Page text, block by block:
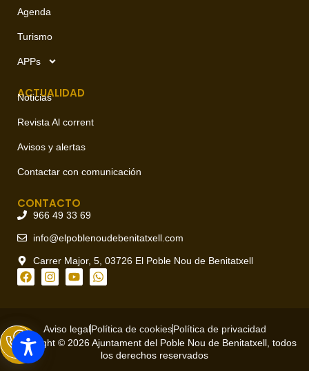
Agenda
Turismo
APPs
ACTUALIDAD
Noticias
Revista Al corrent
Avisos y alertas
Contactar con comunicación
CONTACTO
966 49 33 69
info@elpoblenoudebenitatxell.com
Carrer Major, 5, 03726 El Poble Nou de Benitatxell
Aviso legalPolítica de cookiesPolítica de privacidad
Copyright © 2026 Ajuntament del Poble Nou de Benitatxell, todos
los derechos reservados